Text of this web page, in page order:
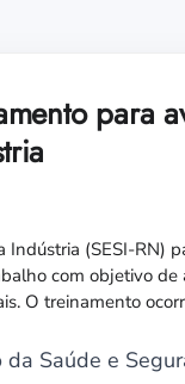
para
Indústria (SESI-
com objetivo
O treinamento
Saúde e